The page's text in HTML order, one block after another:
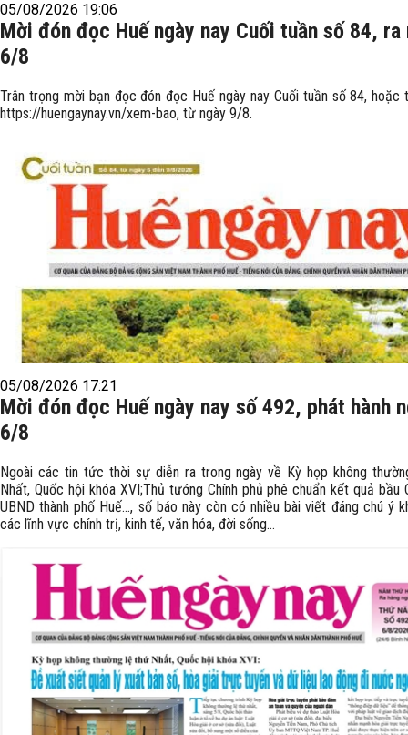
05/08/2026 19:06
Mời đón đọc Huế ngày nay Cuối tuần số 84, ra
6/8
Trân trọng mời bạn đọc đón đọc Huế ngày nay Cuối tuần số 84, hoặc
https://huengaynay.vn/xem-bao, từ ngày 9/8.
05/08/2026 17:21
Mời đón đọc Huế ngày nay số 492, phát hành
6/8
Ngoài các tin tức thời sự diễn ra trong ngày về Kỳ họp không
Nhất, Quốc hội khóa XVI;Thủ tướng Chính phủ phê chuẩn kết quả bầu
UBND thành phố Huế…, số báo này còn có nhiều bài viết đáng chú ý
các lĩnh vực chính trị, kinh tế, văn hóa, đời sống…